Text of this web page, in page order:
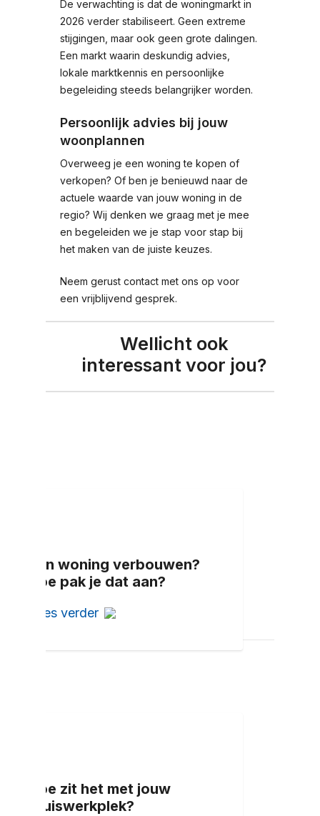
De verwachting is dat de woningmarkt in
2026 verder stabiliseert. Geen extreme
stijgingen, maar ook geen grote dalingen.
Een markt waarin deskundig advies,
lokale marktkennis en persoonlijke
begeleiding steeds belangrijker worden.
Persoonlijk advies bij jouw
woonplannen
Overweeg je een woning te kopen of
verkopen? Of ben je benieuwd naar de
actuele waarde van jouw woning in de
regio? Wij denken we graag met je mee
en begeleiden we je stap voor stap bij
het maken van de juiste keuzes.
Neem gerust contact met ons op voor
een vrijblijvend gesprek.
Wellicht ook
interessant voor jou?
Een woning verbouwen?
Hoe pak je dat aan?
Lees verder
Hoe zit het met jouw
thuiswerkplek?